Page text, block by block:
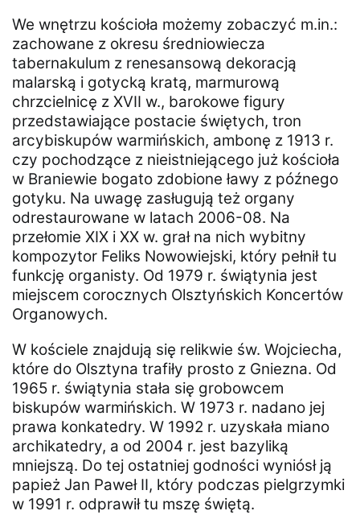
We wnętrzu kościoła możemy zobaczyć m.in.:
zachowane z okresu średniowiecza
tabernakulum z renesansową dekoracją
malarską i gotycką kratą, marmurową
chrzcielnicę z XVII w., barokowe figury
przedstawiające postacie świętych, tron
arcybiskupów warmińskich, ambonę z 1913 r.
czy pochodzące z nieistniejącego już kościoła
w Braniewie bogato zdobione ławy z późnego
gotyku. Na uwagę zasługują też organy
odrestaurowane w latach 2006-08. Na
przełomie XIX i XX w. grał na nich wybitny
kompozytor Feliks Nowowiejski, który pełnił tu
funkcję organisty. Od 1979 r. świątynia jest
miejscem corocznych Olsztyńskich Koncertów
Organowych.
W kościele znajdują się relikwie św. Wojciecha,
które do Olsztyna trafiły prosto z Gniezna. Od
1965 r. świątynia stała się grobowcem
biskupów warmińskich. W 1973 r. nadano jej
prawa konkatedry. W 1992 r. uzyskała miano
archikatedry, a od 2004 r. jest bazyliką
mniejszą. Do tej ostatniej godności wyniósł ją
papież Jan Paweł II, który podczas pielgrzymki
w 1991 r. odprawił tu mszę świętą.